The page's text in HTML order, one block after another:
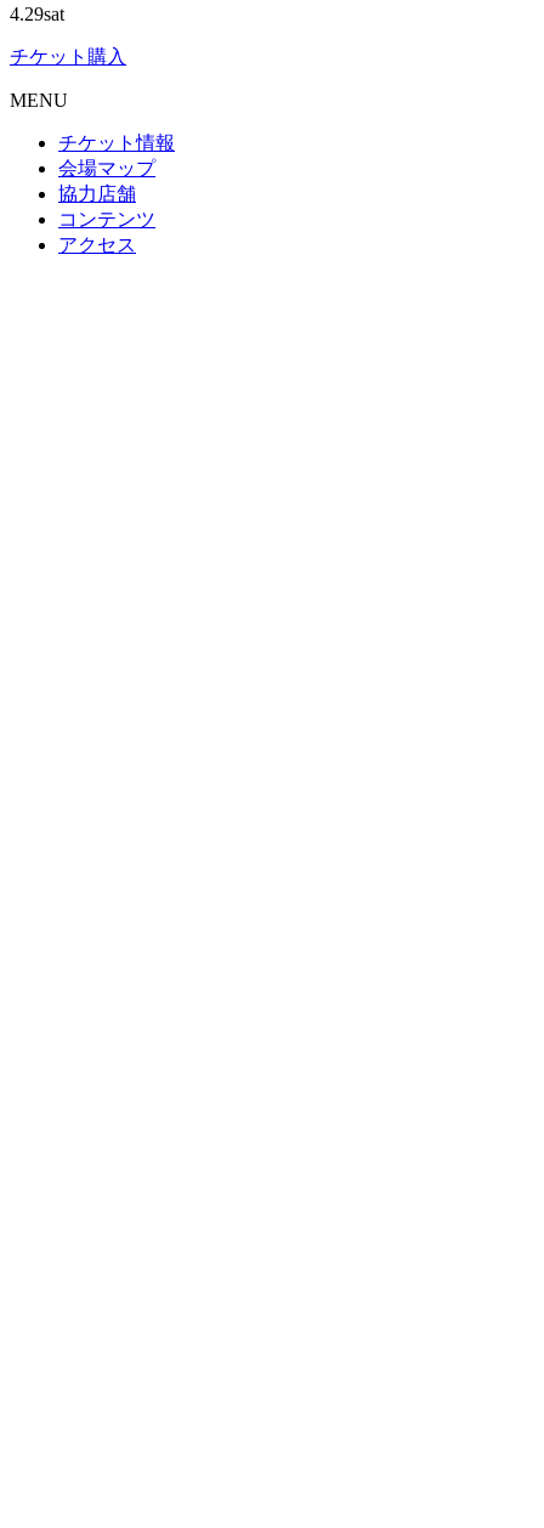
4.29sat
チケット購入
MENU
チケット情報
会場マップ
協力店舗
コンテンツ
アクセス